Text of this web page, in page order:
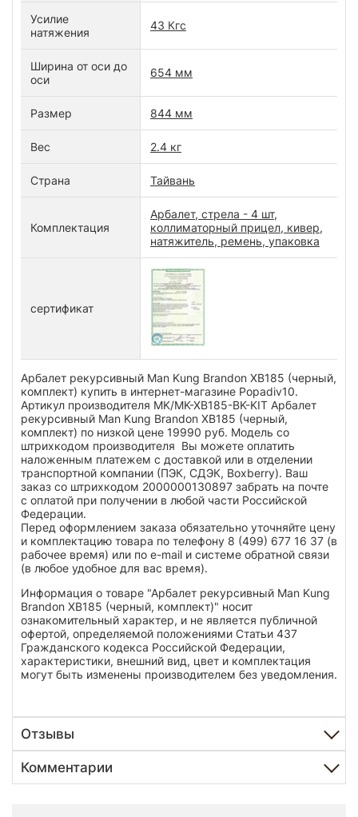
Усилие
натяжения
43 Кгс
Ширина от оси до
оси
654 мм
Размер 844 мм
Вес 2.4 кг
Страна Тайвань
Комплектация
Арбалет, стрела - 4 шт,
коллиматорный прицел, кивер,
натяжитель, ремень, упаковка
сертификат
Арбалет рекурсивный Man Kung Brandon XB185 (черный,
комплект) купить в интернет-магазине Popadiv10.
Артикул производителя MK/MK-XB185-BK-KIT Арбалет
рекурсивный Man Kung Brandon XB185 (черный,
комплект) по низкой цене 19990 руб. Модель со
штрихкодом производителя Вы можете оплатить
наложенным платежем с доставкой или в отделении
транспортной компании (ПЭК, СДЭК, Boxberry). Ваш
заказ со штрихкодом 2000000130897 забрать на почте
с оплатой при получении в любой части Российской
Федерации.
Перед оформлением заказа обязательно уточняйте цену
и комплектацию товара по телефону 8 (499) 677 16 37 (в
рабочее время) или по e-mail и системе обратной связи
(в любое удобное для вас время).
Информация о товаре "Арбалет рекурсивный Man Kung
Brandon XB185 (черный, комплект)" носит
ознакомительный характер, и не является публичной
офертой, определяемой положениями Статьи 437
Гражданского кодекса Российской Федерации,
характеристики, внешний вид, цвет и комплектация
могут быть изменены производителем без уведомления.
Отзывы
Комментарии